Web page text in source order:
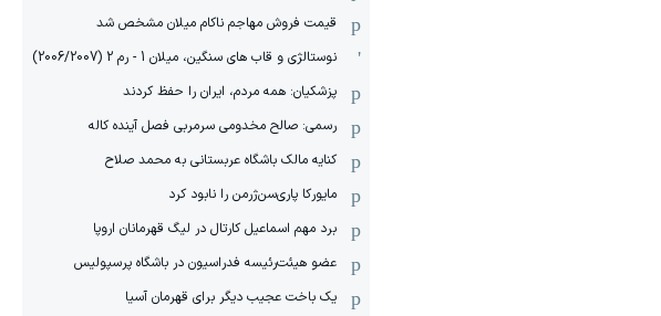
قیمت فروش مهاجم ناکام میلان مشخص شد
نوستالژی و قاب های سنگین، میلان 1 - رم 2 (2006/2007)
پزشکیان: همه مردم، ایران را حفظ کردند
رسمی: صالح مخدومی سرمربی فصل آینده کاله
کنایه مالک باشگاه عربستانی به محمد صلاح
مایورکا پاری‌سن‌ژرمن را نابود کرد
برد مهم اسماعیل کارتال در لیگ قهرمانان اروپا
عضو هیئت‌رئیسه فدراسیون در باشگاه پرسپولیس
یک باخت عجیب دیگر برای قهرمان آسیا